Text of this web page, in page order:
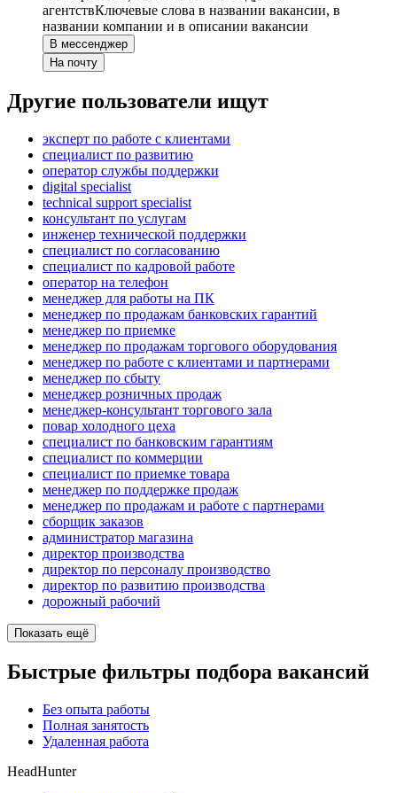
агентствКлючевые слова в названии вакансии, в
названии компании и в описании вакансии
В мессенджер
На почту
Другие пользователи ищут
эксперт по работе с клиентами
специалист по развитию
оператор службы поддержки
digital specialist
technical support specialist
консультант по услугам
инженер технической поддержки
специалист по согласованию
специалист по кадровой работе
опeрaтoр нa тeлeфoн
менеджер для работы на ПК
менеджер по продажам банковских гарантий
менеджер по приемке
менеджер по продажам торгового оборудования
менеджер по работе с клиентами и партнерами
менеджер по сбыту
менеджер розничных продаж
менеджер-консультант торгового зала
повар холодного цеха
специалист по банковским гарантиям
специалист по коммерции
специалист по приемке товара
менеджер по поддержке продаж
менеджер по продажам и работе с партнерами
сборщик заказов
администратор магазина
директор производства
директор по персоналу производство
директор по развитию производства
дорожный рабочий
Показать ещё
Быстрые фильтры подбора вакансий
Без опыта работы
Полная занятость
Удаленная работа
HeadHunter